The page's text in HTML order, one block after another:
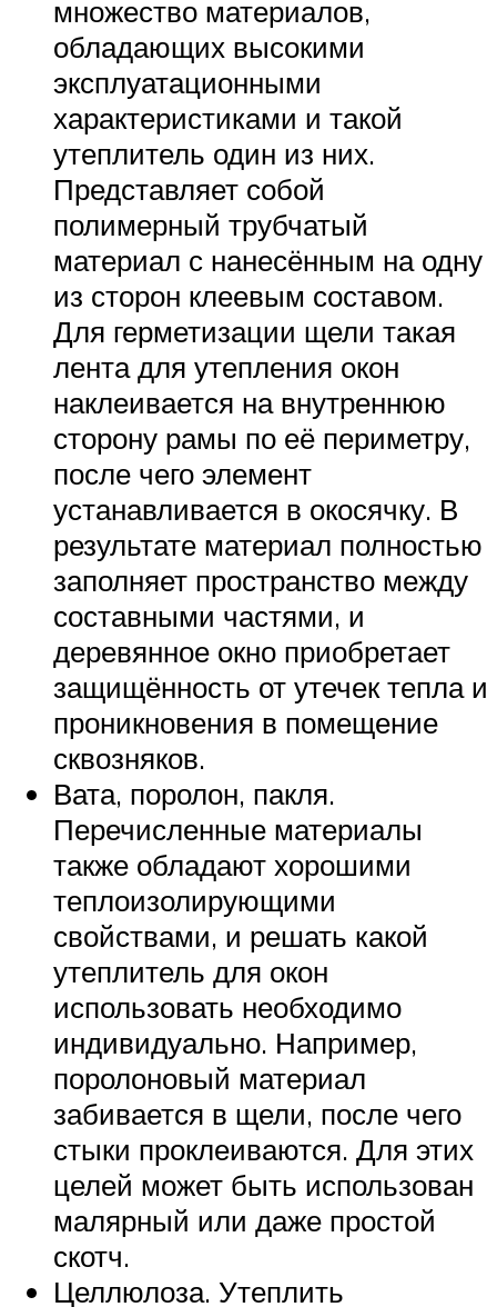
множество материалов,
обладающих высокими
эксплуатационными
характеристиками и такой
утеплитель один из них.
Представляет собой
полимерный трубчатый
материал с нанесённым на одну
из сторон клеевым составом.
Для герметизации щели такая
лента для утепления окон
наклеивается на внутреннюю
сторону рамы по её периметру,
после чего элемент
устанавливается в окосячку. В
результате материал полностью
заполняет пространство между
составными частями, и
деревянное окно приобретает
защищённость от утечек тепла и
проникновения в помещение
сквозняков.
Вата, поролон, пакля.
Перечисленные материалы
также обладают хорошими
теплоизолирующими
свойствами, и решать какой
утеплитель для окон
использовать необходимо
индивидуально. Например,
поролоновый материал
забивается в щели, после чего
стыки проклеиваются. Для этих
целей может быть использован
малярный или даже простой
скотч.
Целлюлоза. Утеплить